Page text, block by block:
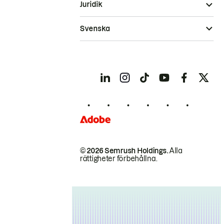
© 2026 Semrush Holdings.Alla
rättigheter förbehållna.
Juridik
Svenska